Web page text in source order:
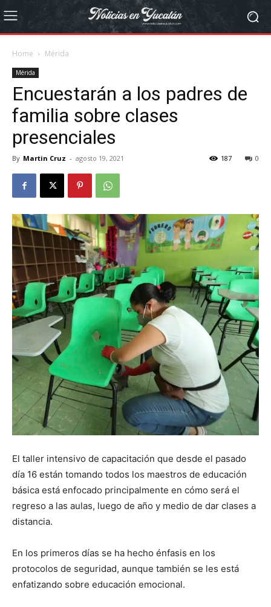
Home Mérida
Mérida
Encuestarán a los padres de
familia sobre clases
presenciales
By Martin Cruz - agosto 19, 2021 0
187
El taller intensivo de capacitación que desde el pasado
día 16 están tomando todos los maestros de educación
básica está enfocado principalmente en cómo será el
regreso a las aulas, luego de año y medio de dar clases a
distancia.
En los primeros días se ha hecho énfasis en los
protocolos de seguridad, aunque también se les está
enfatizando sobre educación emocional.